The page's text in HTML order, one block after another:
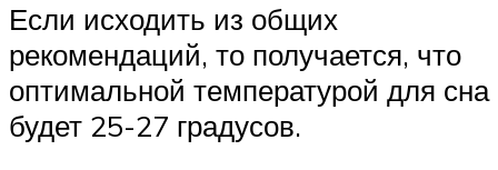
Если исходить из общих
рекомендаций, то получается, что
оптимальной температурой для сна
будет 25-27 градусов.